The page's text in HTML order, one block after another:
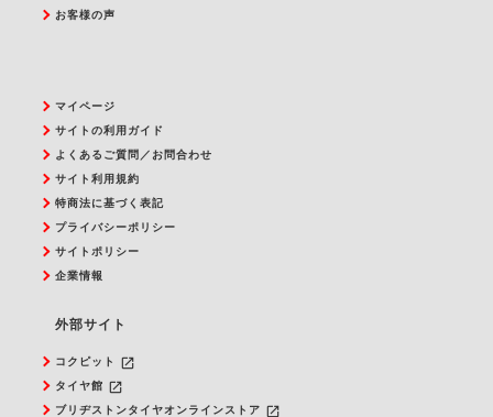
お客様の声
マイページ
サイトの利用ガイド
よくあるご質問／お問合わせ
サイト利用規約
特商法に基づく表記
プライバシーポリシー
サイトポリシー
企業情報
外部サイト
コクピット launch
タイヤ館 launch
ブリヂストンタイヤオンラインストア launch